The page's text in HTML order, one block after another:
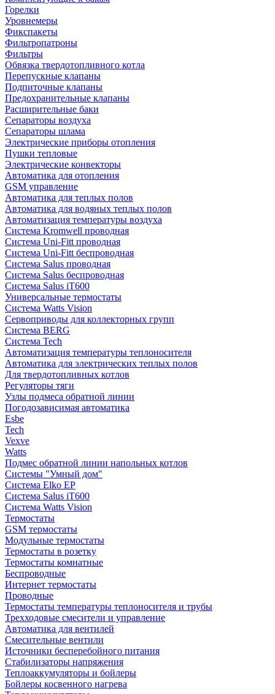
Горелки
Уровнемеры
Фикспакеты
Фильтропатроны
Фильтры
Обвязка твердотопливного котла
Перепускные клапаны
Подпиточные клапаны
Предохранительные клапаны
Расширительные баки
Сепараторы воздуха
Сепараторы шлама
Электрические приборы отопления
Пушки тепловые
Электрические конвекторы
Автоматика для отопления
GSM управление
Автоматика для теплых полов
Автоматика для водяных теплых полов
Автоматизация температуры воздуха
Система Kromwell проводная
Система Uni-Fitt проводная
Система Uni-Fitt беспроводная
Система Salus проводная
Система Salus беспроводная
Система Salus iT600
Универсальные термостаты
Система Watts Vision
Сервоприводы для коллекторных групп
Система BERG
Система Tech
Автоматизация температуры теплоносителя
Автоматика для электрических теплых полов
Для твердотопливных котлов
Регуляторы тяги
Узлы подмеса обратной линии
Погодозависимая автоматика
Esbe
Tech
Vexve
Watts
Подмес обратной линии напольных котлов
Системы "Умный дом"
Система Elko EP
Система Salus iT600
Система Watts Vision
Термостаты
GSM термостаты
Модульные термостаты
Термостаты в розетку
Термостаты комнатные
Беспроводные
Интернет термостаты
Проводные
Термостаты температуры теплоносителя и трубы
Трехходовые смесители и управление
Автоматика для вентилей
Смесительные вентили
Источники бесперебойного питания
Стабилизаторы напряжения
Теплоаккумуляторы и бойлеры
Бойлеры косвенного нагрева